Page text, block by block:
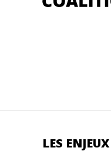
LES ENJEUX